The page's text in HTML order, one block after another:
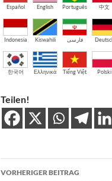
Español English Português 中文
Indonesia Kiswahili فارسی
한국어 Ελληνικά Tiếng Việt Polski
Teilen!
VORHERIGER BEITRAG